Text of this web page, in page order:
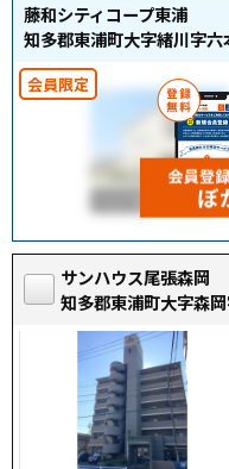
藤和シティコープ東浦
知多郡東浦町大字緒川字
サンハウス尾張森岡
知多郡東浦町大字森